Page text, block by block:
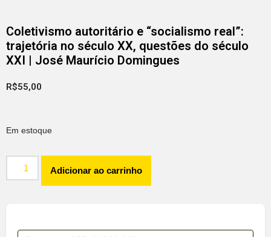
Coletivismo autoritário e “socialismo real”:
trajetória no século XX, questões do século
XXI | José Maurício Domingues
R$55,00
Em estoque
Adicionar ao carrinho